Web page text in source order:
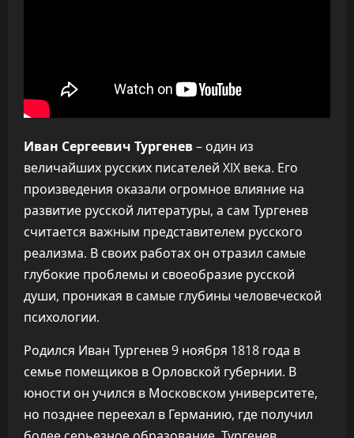
Иван Сергеевич Тургенев– один из
величайших русских писателей XIX века. Его
произведения оказали огромное влияние на
развитие русской литературы, а сам Тургенев
считается важным представителем русского
реализма. В своих работах он отразил самые
глубокие проблемы и своеобразие русской
души, проникая в самые глубины человеческой
психологии.
Родился Иван Тургенев 9 ноября 1818 года в
семье помещиков в Орловской губернии. В
юности он учился в Московском университете,
но позднее переехал в Германию, где получил